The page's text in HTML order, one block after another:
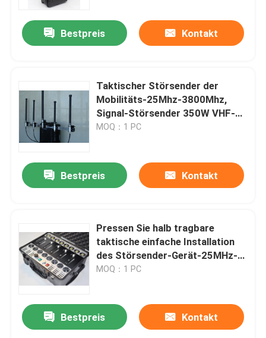
Bestpreis Kontakt
Taktischer Störsender der
Mobilitäts-25Mhz-3800Mhz,
Signal-Störsender 350W VHF-
UHFhoher leistung
MOQ：1 PC
Bestpreis Kontakt
Pressen Sie halb tragbare
taktische einfache Installation
des Störsender-Gerät-25MHz-
3.8GHz zusammen
MOQ：1 PC
Bestpreis Kontakt